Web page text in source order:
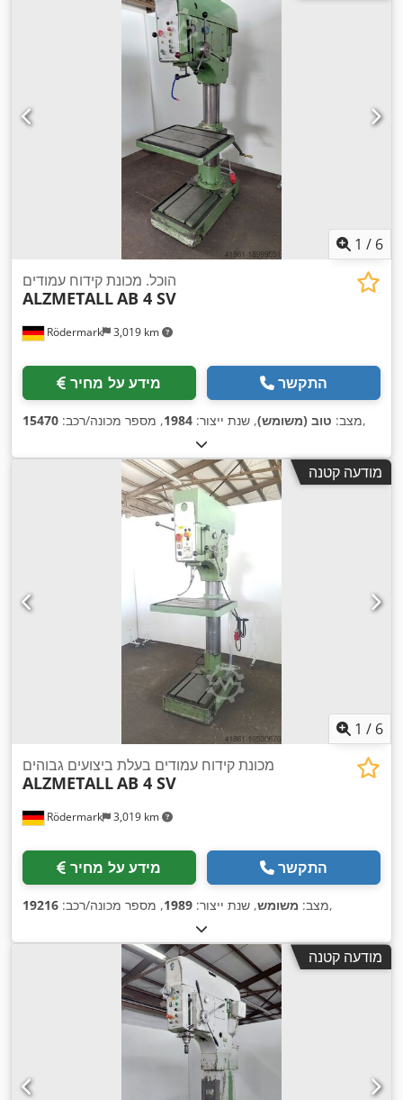
1 / 6
Rödermark 3,019 km
הוכל. מכונת קידוח עמודים
ALZMETALLAB 4 SV
מידע על מחיר התקשר
מצב: טוב (משומש), שנת ייצור: 1984, מספר מכונה/רכב: 15470 ,
מודעה קטנה
1 / 6
Rödermark 3,019 km
מכונת קידוח עמודים בעלת ביצועים גבוהים
ALZMETALLAB 4 SV
מידע על מחיר התקשר
מצב: משומש, שנת ייצור: 1989, מספר מכונה/רכב: 19216 ,
מודעה קטנה